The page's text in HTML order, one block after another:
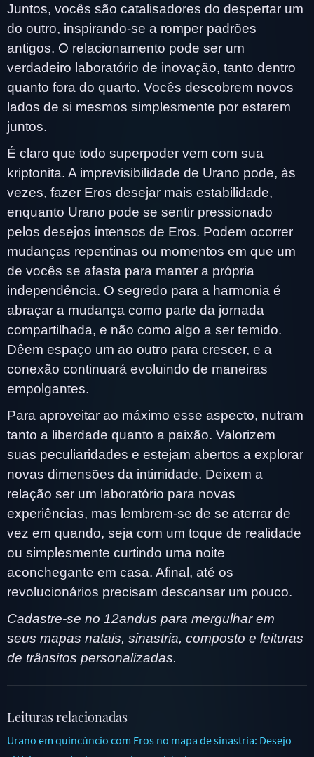
Juntos, vocês são catalisadores do despertar um
do outro, inspirando-se a romper padrões
antigos. O relacionamento pode ser um
verdadeiro laboratório de inovação, tanto dentro
quanto fora do quarto. Vocês descobrem novos
lados de si mesmos simplesmente por estarem
juntos.
É claro que todo superpoder vem com sua
kriptonita. A imprevisibilidade de Urano pode, às
vezes, fazer Eros desejar mais estabilidade,
enquanto Urano pode se sentir pressionado
pelos desejos intensos de Eros. Podem ocorrer
mudanças repentinas ou momentos em que um
de vocês se afasta para manter a própria
independência. O segredo para a harmonia é
abraçar a mudança como parte da jornada
compartilhada, e não como algo a ser temido.
Dêem espaço um ao outro para crescer, e a
conexão continuará evoluindo de maneiras
empolgantes.
Para aproveitar ao máximo esse aspecto, nutram
tanto a liberdade quanto a paixão. Valorizem
suas peculiaridades e estejam abertos a explorar
novas dimensões da intimidade. Deixem a
relação ser um laboratório para novas
experiências, mas lembrem-se de se aterrar de
vez em quando, seja com um toque de realidade
ou simplesmente curtindo uma noite
aconchegante em casa. Afinal, até os
revolucionários precisam descansar um pouco.
Cadastre-se no 12andus para mergulhar em
seus mapas natais, sinastria, composto e leituras
de trânsitos personalizadas.
Leituras relacionadas
Urano em quincúncio com Eros no mapa de sinastria: Desejo